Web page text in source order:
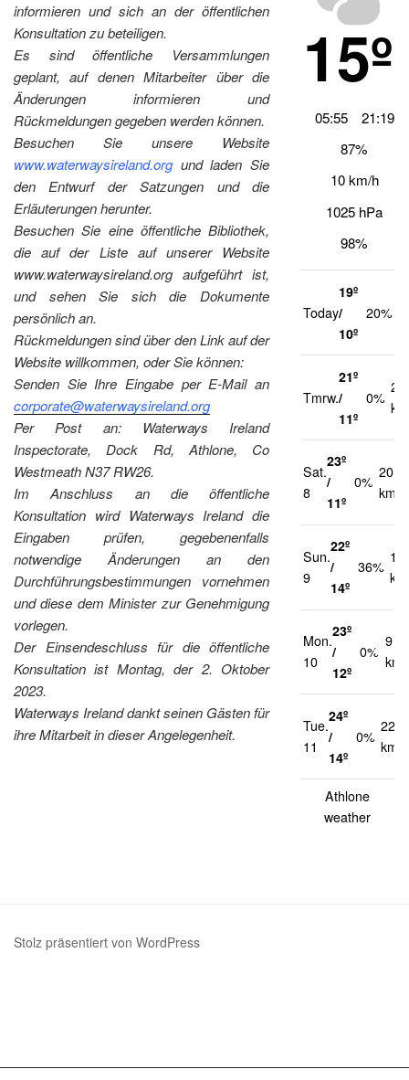
informieren und sich an der öffentlichen
Konsultation zu beteiligen.
Es sind öffentliche Versammlungen
geplant, auf denen Mitarbeiter über die
Änderungen informieren und
Rückmeldungen gegeben werden können.
Besuchen Sie unsere Website
www.waterwaysireland.orgund laden Sie
den Entwurf der Satzungen und die
Erläuterungen herunter.
Besuchen Sie eine öffentliche Bibliothek,
die auf der Liste auf unserer Website
www.waterwaysireland.org aufgeführt ist,
und sehen Sie sich die Dokumente
persönlich an.
Rückmeldungen sind über den Link auf der
Website willkommen, oder Sie können:
Senden Sie Ihre Eingabe per E-Mail an
corporate@waterwaysireland.org
Per Post an: Waterways Ireland
Inspectorate, Dock Rd, Athlone, Co
Westmeath N37 RW26.
Im Anschluss an die öffentliche
Konsultation wird Waterways Ireland die
Eingaben prüfen, gegebenenfalls
notwendige Änderungen an den
Durchführungsbestimmungen vornehmen
und diese dem Minister zur Genehmigung
vorlegen.
Der Einsendeschluss für die öffentliche
Konsultation ist Montag, der 2. Oktober
2023.
Waterways Ireland dankt seinen Gästen für
ihre Mitarbeit in dieser Angelegenheit.
15º
05:55
21:19
87%
10 km/h
1025 hPa
98%
Today
19º
/
10º
20%
Tmrw.
21º
/
11º
0%
21
Sat.
8
23º
/
11º
0%
20
km/h
Sun.
9
22º
/
14º
36%
17
Mon.
10
23º
/
12º
0%
9
Tue.
11
24º
/
14º
0%
22
km/h
Athlone
weather
Stolz präsentiert von WordPress